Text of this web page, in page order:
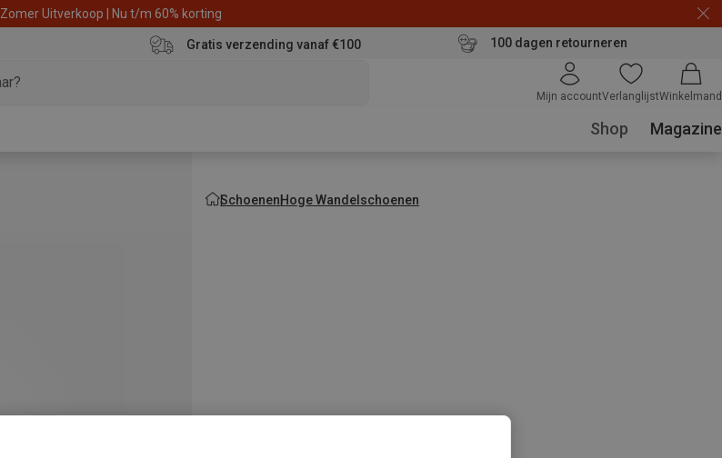
Zomer Uitverkoop | Nu t/m 60% korting
Gratis verzending vanaf €100 100 dagen retourneren
Mijn accountVerlanglijstWinkelmand
Shop Magazine
SchoenenHoge Wandelschoenen